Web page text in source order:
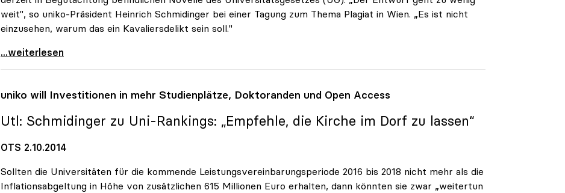
weit", so uniko-Präsident Heinrich Schmidinger bei einer Tagung zum Thema Plagiat in Wien. „Es ist nicht
einzusehen, warum das ein Kavaliersdelikt sein soll."
Plagiate: Rektoren wollen Nachschärfung
...weiterlesen
uniko will Investitionen in mehr Studienplätze, Doktoranden und Open Access
Utl: Schmidinger zu Uni-Rankings: „Empfehle, die Kirche im Dorf zu lassen“
OTS 2.10.2014
Sollten die Universitäten für die kommende Leistungsvereinbarungsperiode 2016 bis 2018 nicht mehr als die
Inflationsabgeltung in Höhe von zusätzlichen 615 Millionen Euro erhalten, dann könnten sie zwar „weitertun